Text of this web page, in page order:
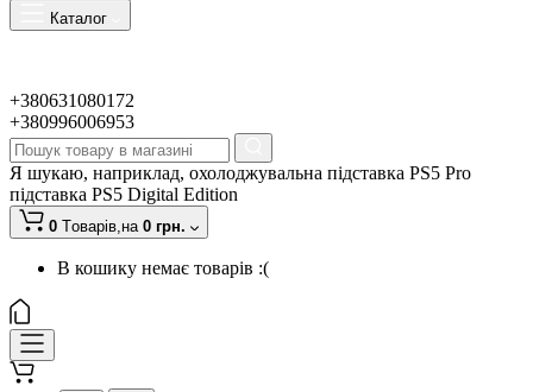
Каталог
+380631080172
+380996006953
Я шукаю, наприклад, охолоджувальна підставка PS5 Pro
підставка PS5 Digital Edition
0 Tоварів,на 0 грн.
В кошику немає товарів :(